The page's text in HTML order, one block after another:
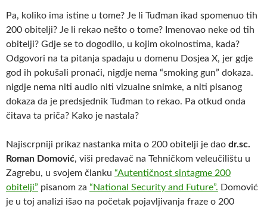
Pa, koliko ima istine u tome? Je li Tuđman ikad spomenuo tih
200 obitelji? Je li rekao nešto o tome? Imenovao neke od tih
obitelji? Gdje se to dogodilo, u kojim okolnostima, kada?
Odgovori na ta pitanja spadaju u domenu Dosjea X, jer gdje
god ih pokušali pronaći, nigdje nema “smoking gun” dokaza.
nigdje nema niti audio niti vizualne snimke, a niti pisanog
dokaza da je predsjednik Tuđman to rekao. Pa otkud onda
čitava ta priča? Kako je nastala?
Najiscrpniji prikaz nastanka mita o 200 obitelji je dao dr.sc.
Roman Domović, viši predavač na Tehničkom veleučilištu u
Zagrebu, u svojem članku “Autentičnost sintagme 200
obitelji” pisanom za “National Security and Future”. Domović
je u toj analizi išao na početak pojavljivanja fraze o 200